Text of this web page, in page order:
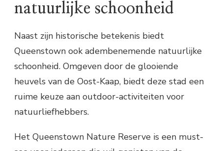
natuurlijke schoonheid
Naast zijn historische betekenis biedt
Queenstown ook adembenemende natuurlijke
schoonheid. Omgeven door de glooiende
heuvels van de Oost-Kaap, biedt deze stad een
ruime keuze aan outdoor-activiteiten voor
natuurliefhebbers.
Het Queenstown Nature Reserve is een must-